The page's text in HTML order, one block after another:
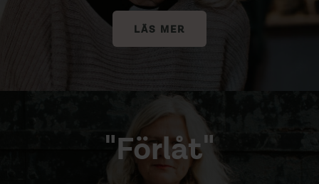
LÄS MER
"Förlåt"